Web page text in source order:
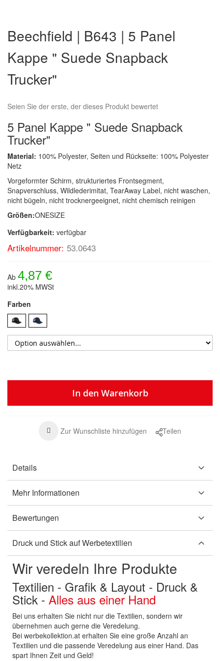
der
Bildergalerie
springen
Beechfield | B643 | 5 Panel
Kappe " Suede Snapback
Trucker"
Seien Sie der erste, der dieses Produkt bewertet
5 Panel Kappe " Suede Snapback
Trucker"
Material: 100% Polyester, Seiten und Rückseite: 100% Polyester
Netz
Vorgeformter Schirm, strukturiertes Frontsegment,
Snapverschluss, Wildlederimitat, TearAway Label, nicht waschen,
nicht bügeln, nicht trocknergeeignet, nicht chemisch reinigen
Größen:ONESIZE
Verfügbarkeit: verfügbar
Artikelnummer: 53.0643
Ab 4,87 €
inkl.20% MWSt
Farben
In den Warenkorb
Zur Wunschliste hinzufügen Teilen
Details
Mehr Informationen
Bewertungen
Druck und Stick auf Werbetextilien
Wir veredeln Ihre Produkte
Textilien - Grafik & Layout - Druck &
Stick - Alles aus einer Hand
Bei uns erhalten Sie nicht nur die Textilien, sondern wir
übernehmen auch gerne die Veredelung.
Bei werbekollektion.at erhalten Sie eine große Anzahl an
Textilien und die passende Veredelung aus einer Hand. Das
spart Ihnen Zeit und Geld!